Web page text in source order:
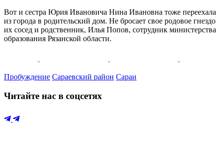
Вот и сестра Юрия Ивановича Нина Ивановна тоже переехала
из города в родительский дом. Не бросает свое родовое гнездо
их сосед и родственник, Илья Попов, сотрудник министерства
образования Рязанской области.
Пробуждение Сараевский район Сараи
Читайте нас в соцсетях